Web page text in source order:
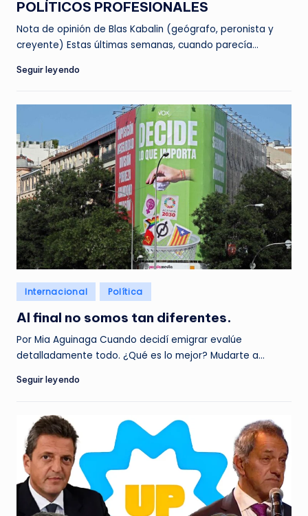
POLÍTICOS PROFESIONALES
Nota de opinión de Blas Kabalin (geógrafo, peronista y
creyente) Estas últimas semanas, cuando parecía…
Seguir leyendo
Posted
in
Internacional Política
Al final no somos tan diferentes.
Por Mia Aguinaga Cuando decidí emigrar evalúe
detalladamente todo. ¿Qué es lo mejor? Mudarte a…
Seguir leyendo